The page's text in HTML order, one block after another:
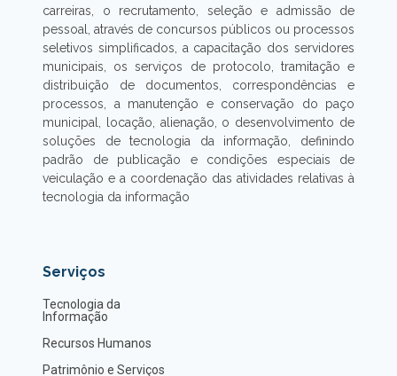
carreiras, o recrutamento, seleção e admissão de
pessoal, através de concursos públicos ou processos
seletivos simplificados, a capacitação dos servidores
municipais, os serviços de protocolo, tramitação e
distribuição de documentos, correspondências e
processos, a manutenção e conservação do paço
municipal, locação, alienação, o desenvolvimento de
soluções de tecnologia da informação, definindo
padrão de publicação e condições especiais de
veiculação e a coordenação das atividades relativas à
tecnologia da informação
Serviços
Tecnologia da
Informação
Recursos Humanos
Patrimônio e Serviços